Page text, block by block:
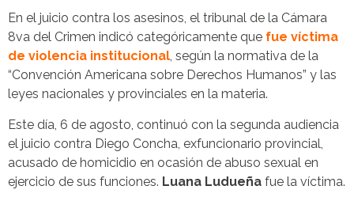
En el juicio contra los asesinos, el tribunal de la Cámara
8va del Crimen indicó categóricamente que fue víctima
de violencia institucional, según la normativa de la
“Convención Americana sobre Derechos Humanos” y las
leyes nacionales y provinciales en la materia.
Este día, 6 de agosto, continuó con la segunda audiencia
el juicio contra Diego Concha, exfuncionario provincial,
acusado de homicidio en ocasión de abuso sexual en
ejercicio de sus funciones. Luana Ludueña fue la víctima.